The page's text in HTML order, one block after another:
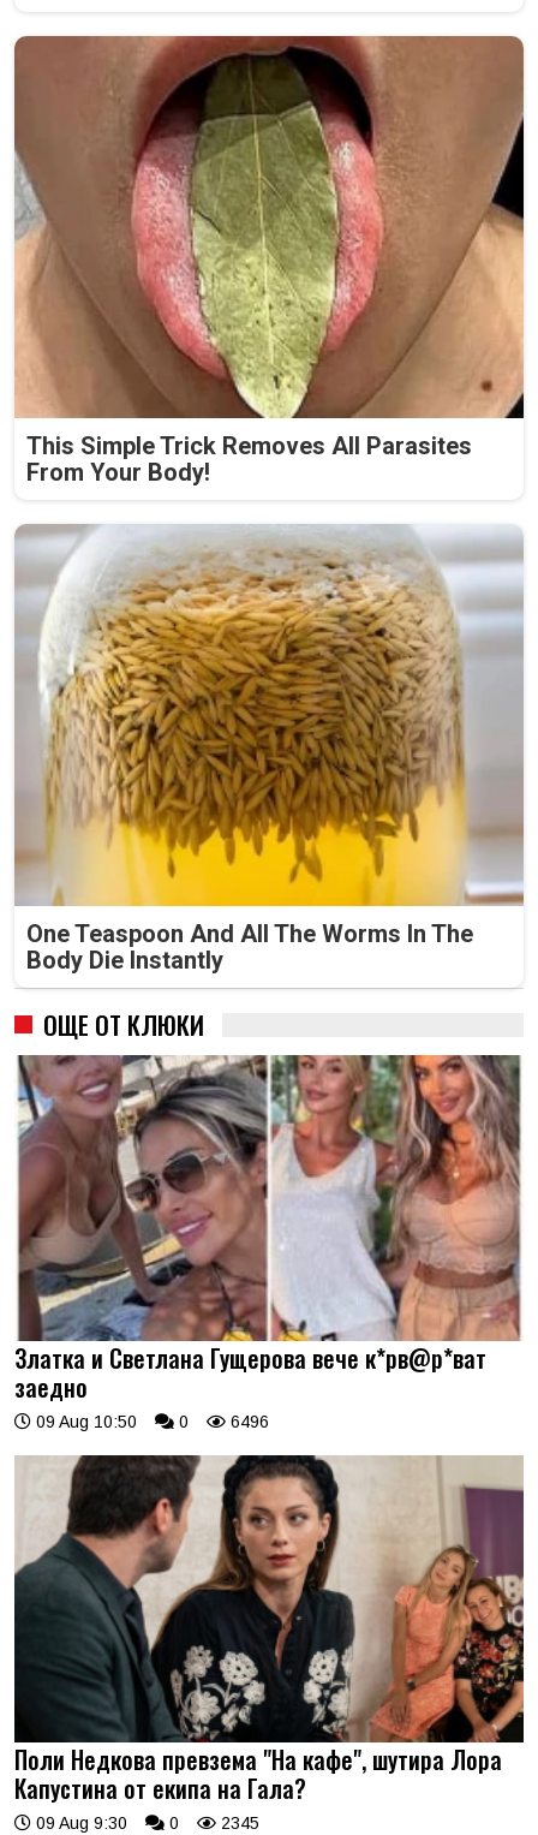
This Simple Trick Removes All Parasites
From Your Body!
One Teaspoon And All The Worms In The
Body Die Instantly
ОЩЕ ОТ КЛЮКИ
Златка и Светлана Гущерова вече к*рв@р*ват
заедно
09 Aug 10:50 0 6496
Поли Недкова превзема "На кафе", шутира Лора
Капустина от екипа на Гала?
09 Aug 9:30 0 2345